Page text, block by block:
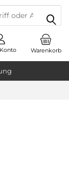
Warenkorb